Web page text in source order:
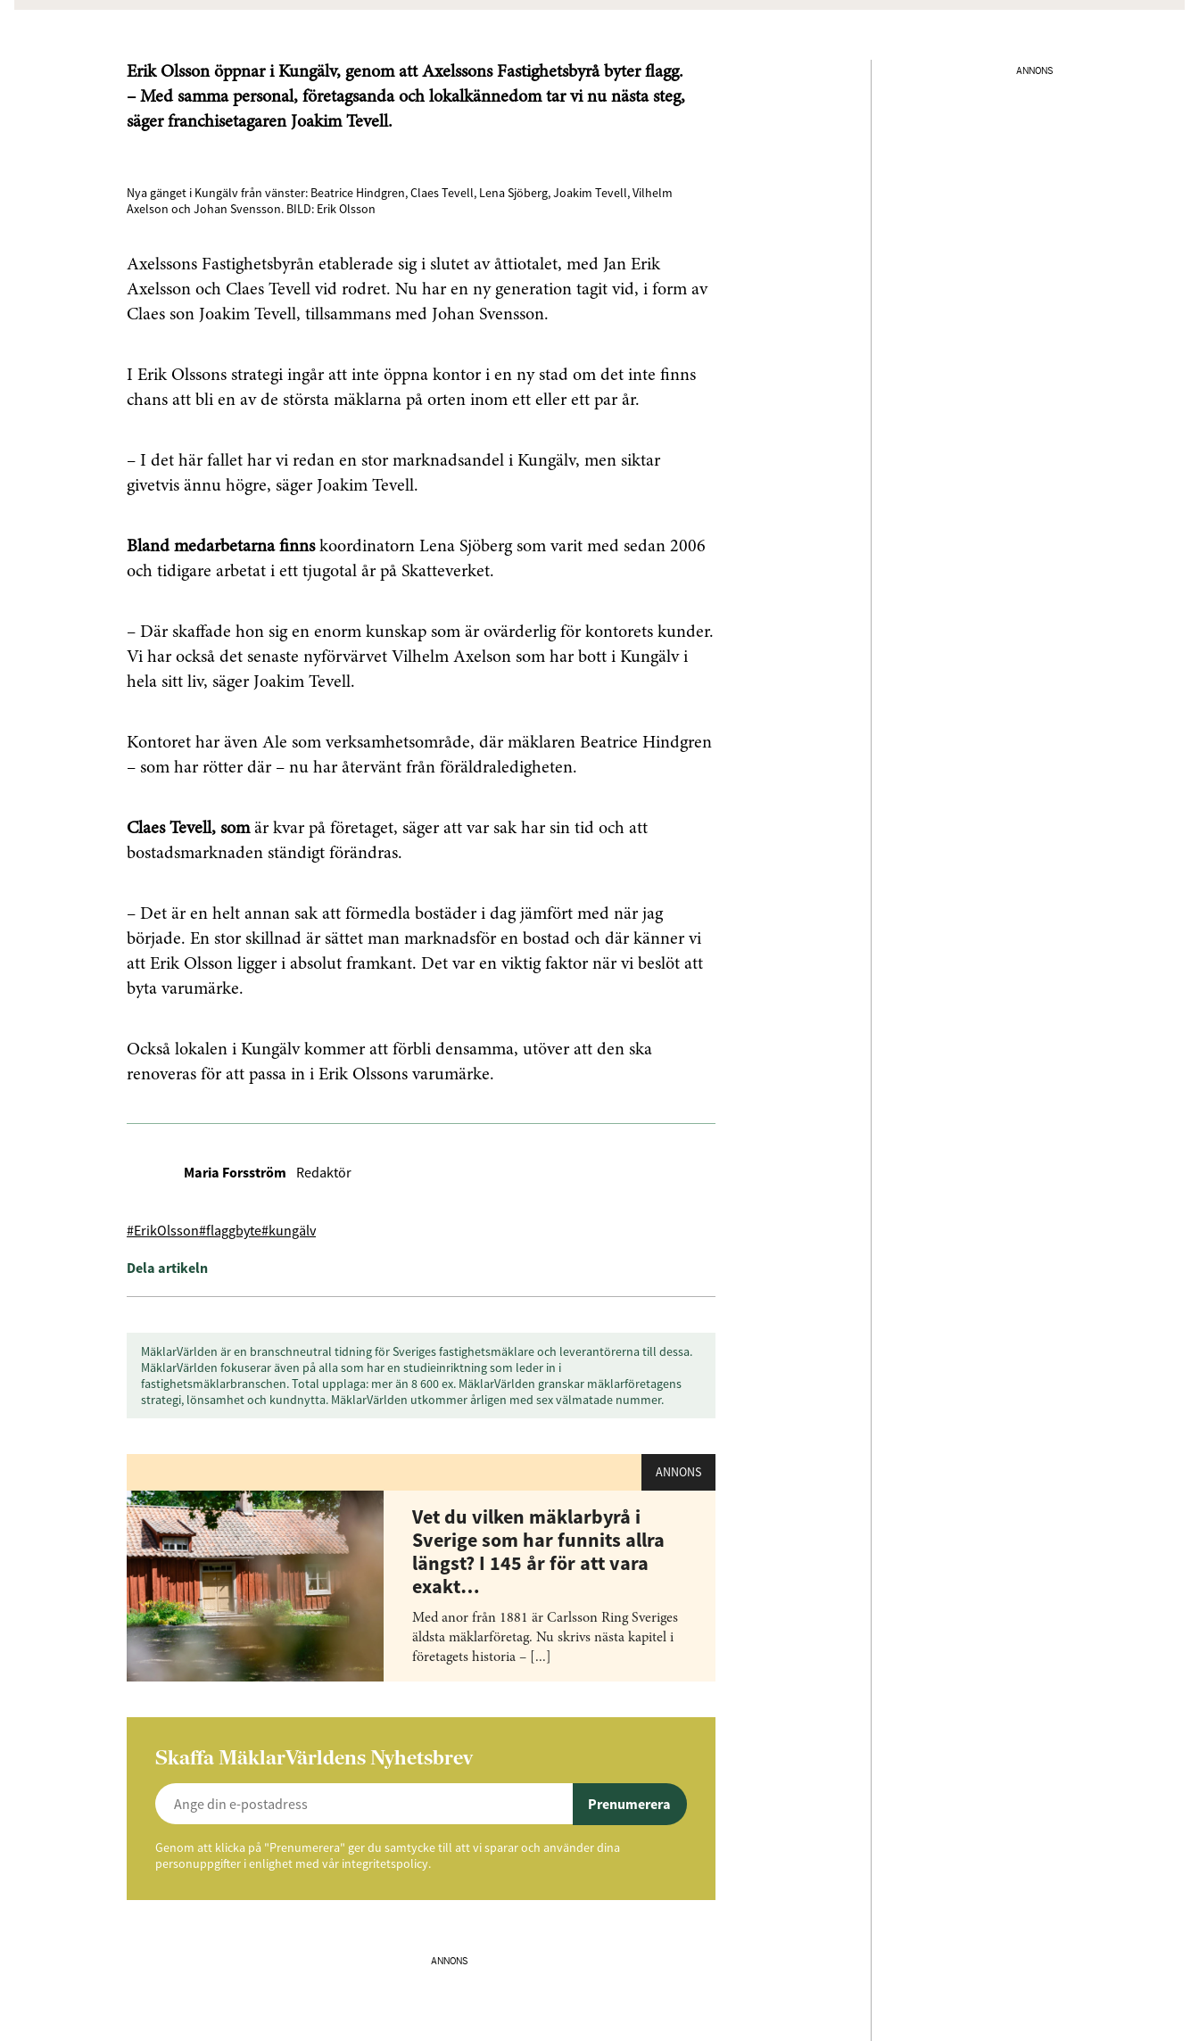
Erik Olsson öppnar i Kungälv, genom att Axelssons Fastighetsbyrå byter flagg.
– Med samma personal, företagsanda och lokalkännedom tar vi nu nästa steg,
säger franchisetagaren Joakim Tevell.
Nya gänget i Kungälv från vänster: Beatrice Hindgren, Claes Tevell, Lena Sjöberg, Joakim Tevell, Vilhelm
Axelson och Johan Svensson. BILD: Erik Olsson
Axelssons Fastighetsbyrån etablerade sig i slutet av åttiotalet, med Jan Erik
Axelsson och Claes Tevell vid rodret. Nu har en ny generation tagit vid, i form av
Claes son Joakim Tevell, tillsammans med Johan Svensson.
I Erik Olssons strategi ingår att inte öppna kontor i en ny stad om det inte finns
chans att bli en av de största mäklarna på orten inom ett eller ett par år.
– I det här fallet har vi redan en stor marknadsandel i Kungälv, men siktar
givetvis ännu högre, säger Joakim Tevell.
Bland medarbetarna finnskoordinatorn Lena Sjöberg som varit med sedan 2006
och tidigare arbetat i ett tjugotal år på Skatteverket.
– Där skaffade hon sig en enorm kunskap som är ovärderlig för kontorets kunder.
Vi har också det senaste nyförvärvet Vilhelm Axelson som har bott i Kungälv i
hela sitt liv, säger Joakim Tevell.
Kontoret har även Ale som verksamhetsområde, där mäklaren Beatrice Hindgren
– som har rötter där – nu har återvänt från föräldraledigheten.
Claes Tevell, somär kvar på företaget, säger att var sak har sin tid och att
bostadsmarknaden ständigt förändras.
– Det är en helt annan sak att förmedla bostäder i dag jämfört med när jag
började. En stor skillnad är sättet man marknadsför en bostad och där känner vi
att Erik Olsson ligger i absolut framkant. Det var en viktig faktor när vi beslöt att
byta varumärke.
Också lokalen i Kungälv kommer att förbli densamma, utöver att den ska
renoveras för att passa in i Erik Olssons varumärke.
Maria Forsström Redaktör
#ErikOlsson#flaggbyte#kungälv
Dela artikeln
MäklarVärlden är en branschneutral tidning för Sveriges fastighetsmäklare och leverantörerna till dessa.
MäklarVärlden fokuserar även på alla som har en studieinriktning som leder in i
fastighetsmäklarbranschen. Total upplaga: mer än 8 600 ex. MäklarVärlden granskar mäklarföretagens
strategi, lönsamhet och kundnytta. MäklarVärlden utkommer årligen med sex välmatade nummer.
ANNONS
Vet du vilken mäklarbyrå i
Sverige som har funnits allra
längst? I 145 år för att vara
exakt…
Med anor från 1881 är Carlsson Ring Sveriges
äldsta mäklarföretag. Nu skrivs nästa kapitel i
företagets historia – [...]
Skaffa MäklarVärldens Nyhetsbrev
Prenumerera
Genom att klicka på "Prenumerera" ger du samtycke till att vi sparar och använder dina
personuppgifter i enlighet med vår integritetspolicy.
ANNONS
ANNONS
Få den senaste informationen
först
sparar och använder dina personuppgifter i enlighet med vår
integritetspolicy.